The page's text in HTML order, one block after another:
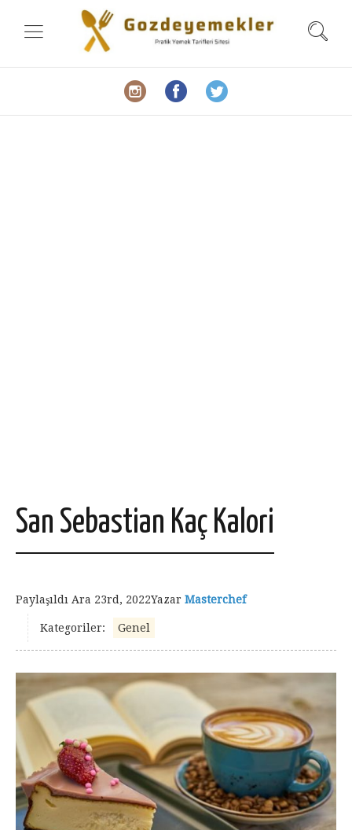
San Sebastian Kaç Kalori
Paylaşıldı Ara 23rd, 2022Yazar Masterchef
Kategoriler: Genel